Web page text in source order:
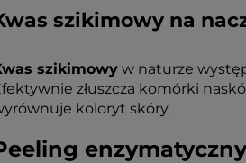
szikimowy na
szikimowy w naturze
złuszcza komórki
koloryt skóry.